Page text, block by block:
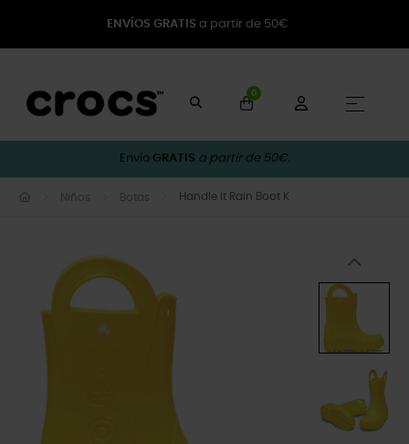
ENVÍOS GRATIS a partir de 50€
0
☰
Envío GRATIS a partir de 50€.
Niños Botas Handle It Rain Boot K